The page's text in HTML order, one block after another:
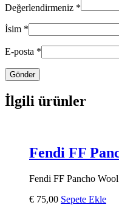
Değerlendirmeniz *
İsim *
E-posta *
İlgili ürünler
Fendi FF
Fendi FF Pancho
€ 75,00 Sepete Ekle